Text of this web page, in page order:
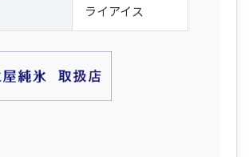
ライアイス